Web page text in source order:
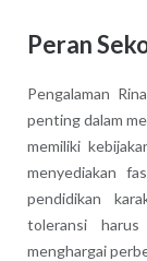
Peran
Pengalaman
penting dalam
memiliki
menyediakan
pendidikan
toleransi
menghargai